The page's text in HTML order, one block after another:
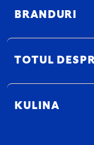
BRANDURI
TOTUL
KULINA